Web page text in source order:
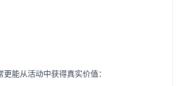
能从活动中获得真实价值：